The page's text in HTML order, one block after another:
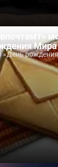
Мира
«День